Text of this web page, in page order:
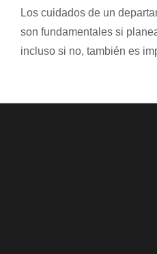
Los cuidados de un
son fundamentales si
incluso si no, también es